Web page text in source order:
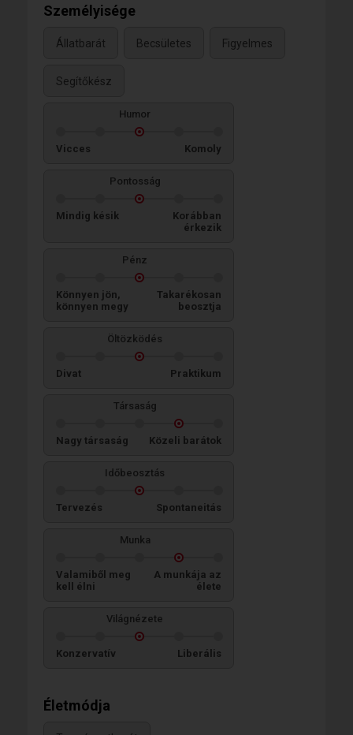
Személyisége
Állatbarát Becsületes Figyelmes
Segítőkész
Humor
Vicces Komoly
Pontosság
Mindig késik
Korábban
érkezik
Pénz
Könnyen jön,
könnyen megy
Takarékosan
beosztja
Öltözködés
Divat Praktikum
Társaság
Nagy társaság Közeli barátok
Időbeosztás
Tervezés Spontaneitás
Munka
Valamiből meg
kell élni
A munkája az
élete
Világnézete
Konzervatív Liberális
Életmódja